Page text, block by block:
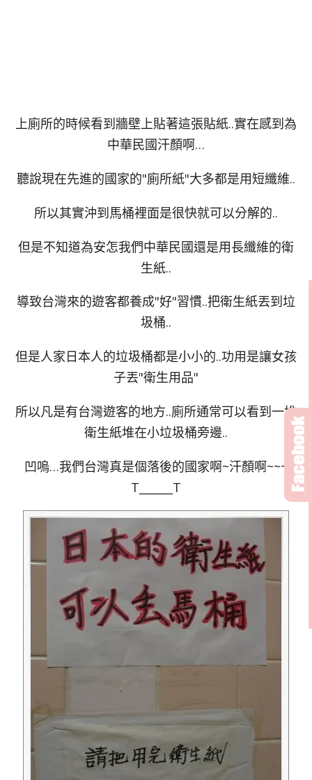
上廁所的時候看到牆壁上貼著這張貼紙..實在感到為
中華民國汗顏啊…
聽說現在先進的國家的"廁所紙"大多都是用短纖維..
所以其實沖到馬桶裡面是很快就可以分解的..
但是不知道為安怎我們中華民國還是用長纖維的衛
生紙..
導致台灣來的遊客都養成"好"習慣..把衛生紙丟到垃
圾桶..
但是人家日本人的垃圾桶都是小小的..功用是讓女孩
子丟"衛生用品"
所以凡是有台灣遊客的地方..廁所通常可以看到一堆
衛生紙堆在小垃圾桶旁邊..
凹嗚…我們台灣真是個落後的國家啊~汗顏啊~~~
T______T